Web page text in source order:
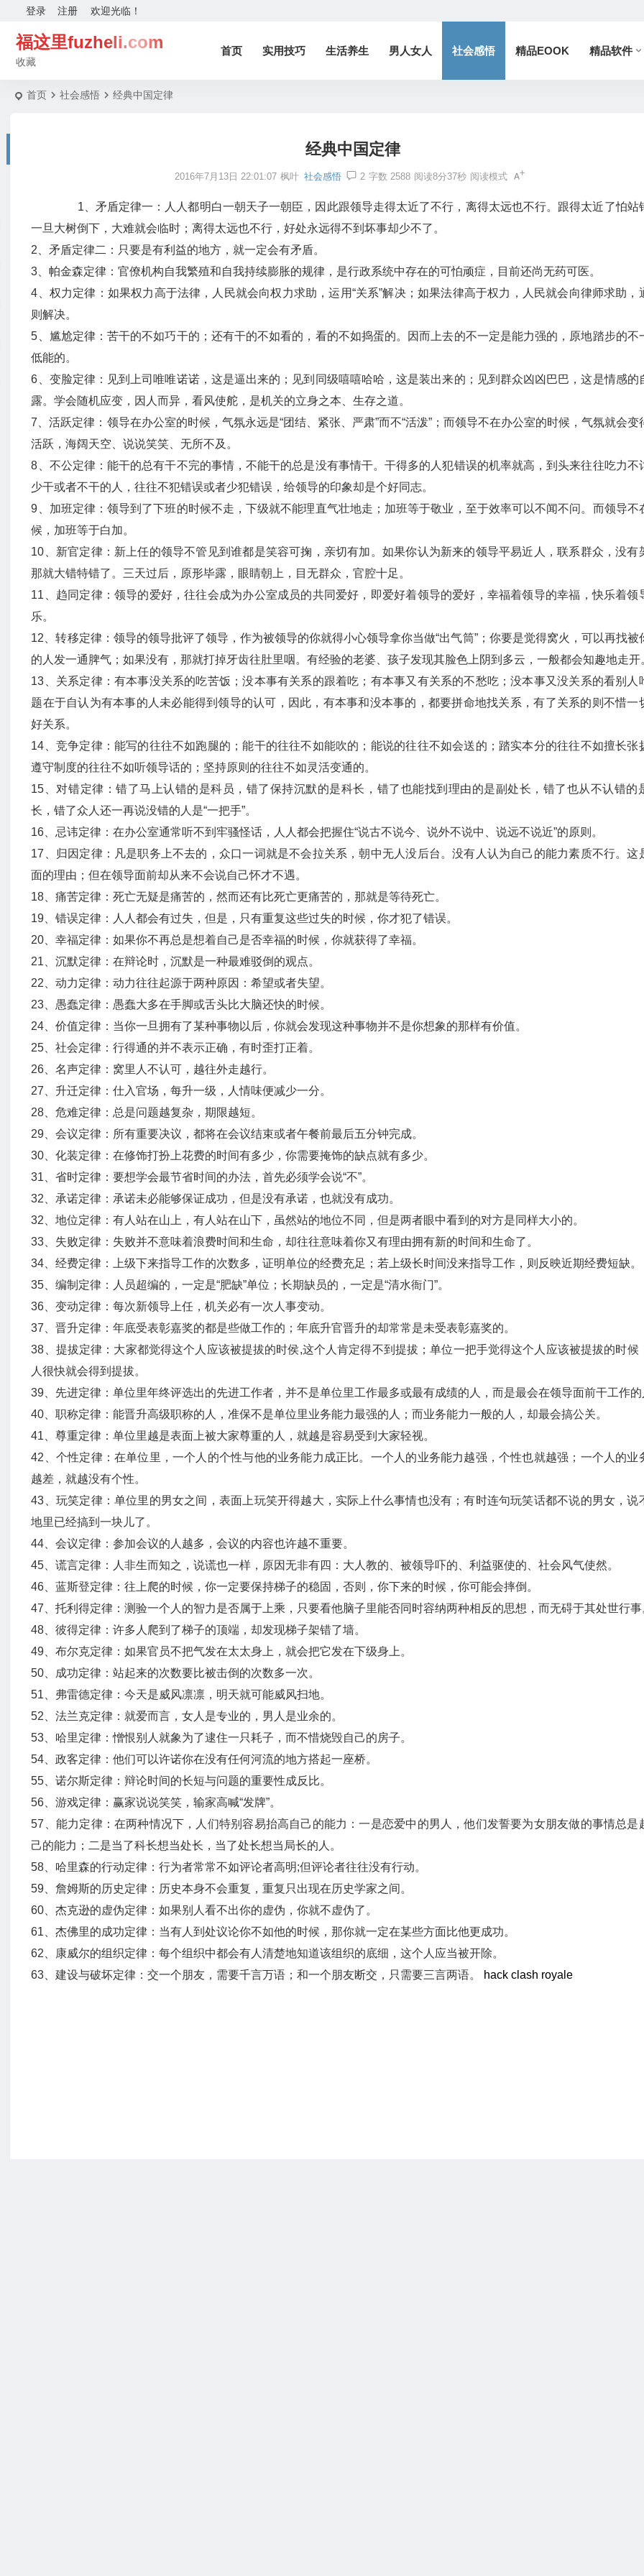
欢迎光临！
登录 注册
福这里fuzheli.com
收藏
首页 实用技巧 生活养生 男人女人 社会感悟 精品EOOK 精品软件
首页 社会感悟 经典中国定律
经典中国定律
2016年7月13日 22:01:07 枫叶 社会感悟 2 字数 2588 阅读8分37秒 阅读模式
1、矛盾定律一：人人都明白一朝天子一朝臣，因此跟领导走得太近了不行，离得太远也不行。跟得太近了怕站
一旦大树倒下，大难就会临时；离得太远也不行，好处永远得不到坏事却少不了。
2、矛盾定律二：只要是有利益的地方，就一定会有矛盾。
3、帕金森定律：官僚机构自我繁殖和自我持续膨胀的规律，是行政系统中存在的可怕顽症，目前还尚无药可医。
4、权力定律：如果权力高于法律，人民就会向权力求助，运用“关系”解决；如果法律高于权力，人民就会向律师求助，
则解决。
5、尴尬定律：苦干的不如巧干的；还有干的不如看的，看的不如捣蛋的。因而上去的不一定是能力强的，原地踏步的不
低能的。
6、变脸定律：见到上司唯唯诺诺，这是逼出来的；见到同级嘻嘻哈哈，这是装出来的；见到群众凶凶巴巴，这是情感的
露。学会随机应变，因人而异，看风使舵，是机关的立身之本、生存之道。
7、活跃定律：领导在办公室的时候，气氛永远是“团结、紧张、严肃”而不“活泼”；而领导不在办公室的时候，气氛就会变
活跃，海阔天空、说说笑笑、无所不及。
8、不公定律：能干的总有干不完的事情，不能干的总是没有事情干。干得多的人犯错误的机率就高，到头来往往吃力不
少干或者不干的人，往往不犯错误或者少犯错误，给领导的印象却是个好同志。
9、加班定律：领导到了下班的时候不走，下级就不能理直气壮地走；加班等于敬业，至于效率可以不闻不问。而领导不
候，加班等于白加。
10、新官定律：新上任的领导不管见到谁都是笑容可掬，亲切有加。如果你认为新来的领导平易近人，联系群众，没有
那就大错特错了。三天过后，原形毕露，眼睛朝上，目无群众，官腔十足。
11、趋同定律：领导的爱好，往往会成为办公室成员的共同爱好，即爱好着领导的爱好，幸福着领导的幸福，快乐着领
乐。
12、转移定律：领导的领导批评了领导，作为被领导的你就得小心领导拿你当做“出气筒”；你要是觉得窝火，可以再找被
的人发一通脾气；如果没有，那就打掉牙齿往肚里咽。有经验的老婆、孩子发现其脸色上阴到多云，一般都会知趣地走开
13、关系定律：有本事没关系的吃苦饭；没本事有关系的跟着吃；有本事又有关系的不愁吃；没本事又没关系的看别人
题在于自认为有本事的人未必能得到领导的认可，因此，有本事和没本事的，都要拼命地找关系，有了关系的则不惜一
好关系。
14、竞争定律：能写的往往不如跑腿的；能干的往往不如能吹的；能说的往往不如会送的；踏实本分的往往不如擅长张
遵守制度的往往不如听领导话的；坚持原则的往往不如灵活变通的。
15、对错定律：错了马上认错的是科员，错了保持沉默的是科长，错了也能找到理由的是副处长，错了也从不认错的
长，错了众人还一再说没错的人是“一把手”。
16、忌讳定律：在办公室通常听不到牢骚怪话，人人都会把握住“说古不说今、说外不说中、说远不说近”的原则。
17、归因定律：凡是职务上不去的，众口一词就是不会拉关系，朝中无人没后台。没有人认为自己的能力素质不行。这
面的理由；但在领导面前却从来不会说自己怀才不遇。
18、痛苦定律：死亡无疑是痛苦的，然而还有比死亡更痛苦的，那就是等待死亡。
19、错误定律：人人都会有过失，但是，只有重复这些过失的时候，你才犯了错误。
20、幸福定律：如果你不再总是想着自己是否幸福的时候，你就获得了幸福。
21、沉默定律：在辩论时，沉默是一种最难驳倒的观点。
22、动力定律：动力往往起源于两种原因：希望或者失望。
23、愚蠢定律：愚蠢大多在手脚或舌头比大脑还快的时候。
24、价值定律：当你一旦拥有了某种事物以后，你就会发现这种事物并不是你想象的那样有价值。
25、社会定律：行得通的并不表示正确，有时歪打正着。
26、名声定律：窝里人不认可，越往外走越行。
27、升迁定律：仕入官场，每升一级，人情味便减少一分。
28、危难定律：总是问题越复杂，期限越短。
29、会议定律：所有重要决议，都将在会议结束或者午餐前最后五分钟完成。
30、化装定律：在修饰打扮上花费的时间有多少，你需要掩饰的缺点就有多少。
31、省时定律：要想学会最节省时间的办法，首先必须学会说“不”。
32、承诺定律：承诺未必能够保证成功，但是没有承诺，也就没有成功。
32、地位定律：有人站在山上，有人站在山下，虽然站的地位不同，但是两者眼中看到的对方是同样大小的。
33、失败定律：失败并不意味着浪费时间和生命，却往往意味着你又有理由拥有新的时间和生命了。
34、经费定律：上级下来指导工作的次数多，证明单位的经费充足；若上级长时间没来指导工作，则反映近期经费短缺。
35、编制定律：人员超编的，一定是“肥缺”单位；长期缺员的，一定是“清水衙门”。
36、变动定律：每次新领导上任，机关必有一次人事变动。
37、晋升定律：年底受表彰嘉奖的都是些做工作的；年底升官晋升的却常常是未受表彰嘉奖的。
38、提拔定律：大家都觉得这个人应该被提拔的时侯,这个人肯定得不到提拔；单位一把手觉得这个人应该被提拔的时候
人很快就会得到提拔。
39、先进定律：单位里年终评选出的先进工作者，并不是单位里工作最多或最有成绩的人，而是最会在领导面前干工作
40、职称定律：能晋升高级职称的人，准保不是单位里业务能力最强的人；而业务能力一般的人，却最会搞公关。
41、尊重定律：单位里越是表面上被大家尊重的人，就越是容易受到大家轻视。
42、个性定律：在单位里，一个人的个性与他的业务能力成正比。一个人的业务能力越强，个性也就越强；一个人的业
越差，就越没有个性。
43、玩笑定律：单位里的男女之间，表面上玩笑开得越大，实际上什么事情也没有；有时连句玩笑话都不说的男女，说
地里已经搞到一块儿了。
44、会议定律：参加会议的人越多，会议的内容也许越不重要。
45、谎言定律：人非生而知之，说谎也一样，原因无非有四：大人教的、被领导吓的、利益驱使的、社会风气使然。
46、蓝斯登定律：往上爬的时候，你一定要保持梯子的稳固，否则，你下来的时候，你可能会摔倒。
47、托利得定律：测验一个人的智力是否属于上乘，只要看他脑子里能否同时容纳两种相反的思想，而无碍于其处世行
48、彼得定律：许多人爬到了梯子的顶端，却发现梯子架错了墙。
49、布尔克定律：如果官员不把气发在太太身上，就会把它发在下级身上。
50、成功定律：站起来的次数要比被击倒的次数多一次。
51、弗雷德定律：今天是威风凛凛，明天就可能威风扫地。
52、法兰克定律：就爱而言，女人是专业的，男人是业余的。
53、哈里定律：憎恨别人就象为了逮住一只耗子，而不惜烧毁自己的房子。
54、政客定律：他们可以许诺你在没有任何河流的地方搭起一座桥。
55、诺尔斯定律：辩论时间的长短与问题的重要性成反比。
56、游戏定律：赢家说说笑笑，输家高喊“发牌”。
57、能力定律：在两种情况下，人们特别容易抬高自己的能力：一是恋爱中的男人，他们发誓要为女朋友做的事情总是
己的能力；二是当了科长想当处长，当了处长想当局长的人。
58、哈里森的行动定律：行为者常常不如评论者高明;但评论者往往没有行动。
59、詹姆斯的历史定律：历史本身不会重复，重复只出现在历史学家之间。
60、杰克逊的虚伪定律：如果别人看不出你的虚伪，你就不虚伪了。
61、杰佛里的成功定律：当有人到处议论你不如他的时候，那你就一定在某些方面比他更成功。
62、康威尔的组织定律：每个组织中都会有人清楚地知道该组织的底细，这个人应当被开除。
63、建设与破坏定律：交一个朋友，需要千言万语；和一个朋友断交，只需要三言两语。 hack clash royale